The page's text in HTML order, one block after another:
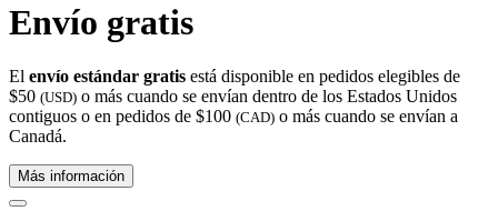
Envío gratis
El envío estándar gratis está disponible en pedidos elegibles de
$50 (USD) o más cuando se envían dentro de los Estados Unidos
contiguos o en pedidos de $100 (CAD) o más cuando se envían a
Canadá.
Más información